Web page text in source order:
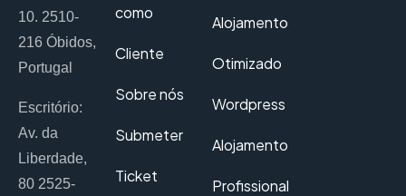
10. 2510-
216 Óbidos,
Portugal
Escritório:
Av. da
Liberdade,
80 2525-
como
Cliente
Sobre nós
Submeter
Ticket
Alojamento
Otimizado
Wordpress
Alojamento
Profissional